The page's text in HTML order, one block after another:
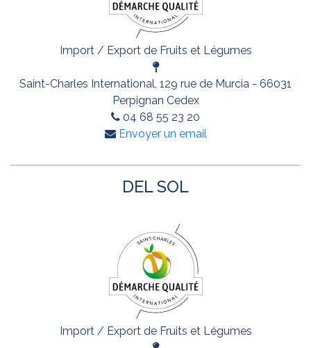
Import / Export de Fruits et Légumes
Saint-Charles International, 129 rue de Murcia - 66031
Perpignan Cedex
04 68 55 23 20
Envoyer un email
DEL SOL
Import / Export de Fruits et Légumes